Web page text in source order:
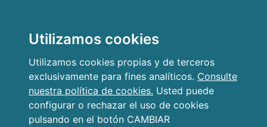
Utilizamos cookies
Utilizamos cookies propias y de terceros
exclusivamente para fines analíticos. Consulte
nuestra política de cookies. Usted puede
configurar o rechazar el uso de cookies
pulsando en el botón CAMBIAR